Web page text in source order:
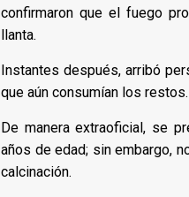
confirmaron que el fuego
llanta.
Instantes después, arribó
que aún consumían los restos.
De manera extraoficial, se
años de edad; sin embargo,
calcinación.